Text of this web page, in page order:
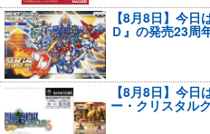
【8月8日】今
Ｄ』の発売23周
【8月8日】今
ー・クリスタル